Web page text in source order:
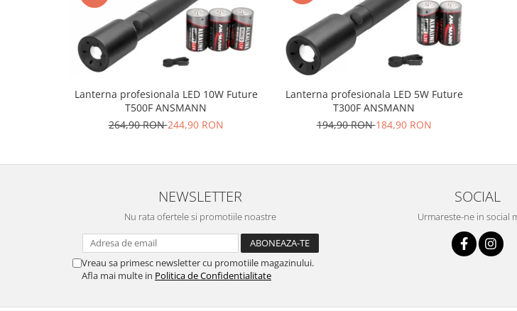
Lanterna profesionala LED 10W Future
T500F ANSMANN
264,90 RON244,90 RON
Lanterna profesionala LED 5W Future
T300F ANSMANN
194,90 RON184,90 RON
NEWSLETTER
Nu rata ofertele si promotiile noastre
Vreau sa primesc newsletter cu promotiile magazinului.
Afla mai multe in Politica de Confidentialitate
SOCIAL
Urmareste-ne in social